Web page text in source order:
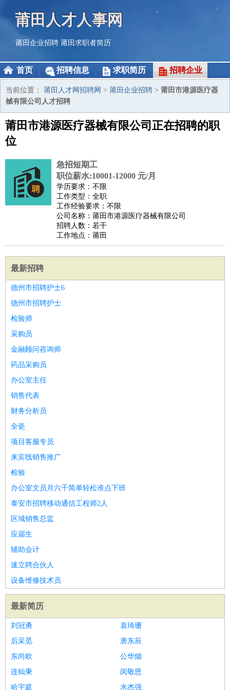
莆田人才人事网
莆田企业招聘 莆田求职者简历
首页 招聘信息 求职简历 招聘企业
当前位置： 莆田人才网招聘网 > 莆田企业招聘 > 莆田市港源医疗器
械有限公司人才招聘
莆田市港源医疗器械有限公司正在招聘的职
位
急招短期工
职位薪水:10001-12000 元/月
学历要求：不限
工作类型：全职
工作经验要求：不限
公司名称：莆田市港源医疗器械有限公司
招聘人数：若干
工作地点：莆田
最新招聘
德州市招聘护士6
德州市招聘护士
检验师
采购员
金融顾问咨询师
药品采购员
办公室主任
销售代表
财务分析员
全瓷
项目客服专员
来宾线销售推广
检验
办公室文员月六千简单轻松准点下班
泰安市招聘移动通信工程师2人
区域销售总监
应届生
辅助会计
速立聘合伙人
设备维修技术员
最新简历
刘冠勇
袁琦珊
后采觅
唐东辰
东尚欧
公华烟
连灿秉
闵敬恩
哈宇庭
水杰强